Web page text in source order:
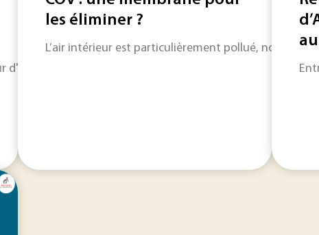
d'horizon sur les informations qui feront l'actualité
les éliminer ?
L’air intérieur est particulièrement pollué,